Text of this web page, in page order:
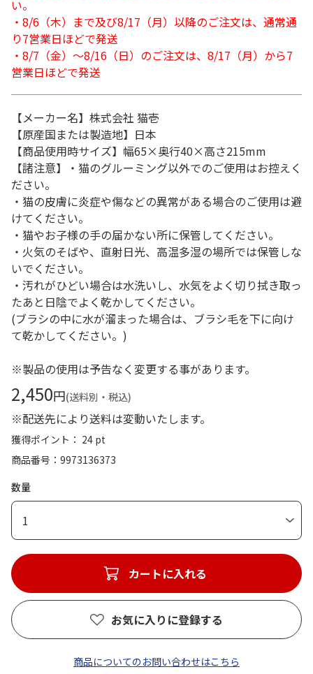
い。
・8/6（木）まで及び8/17（月）以降のご注文は、通常通
り7営業日ほどで発送
・8/7（金）～8/16（日）のご注文は、8/17（月）から7
営業日ほどで発送
【メーカー名】株式会社 猫壱
【原産国または製造地】日本
【商品使用時サイズ】幅65×奥行40×高さ215mm
【諸注意】・猫のグルーミング以外でのご使用はお控えく
ださい。
・猫の皮膚に炎症や傷などの異常がある場合のご使用は避
けてください。
・猫やお子様の手の届かない所に保管してください。
・火気のそばや、直射日光、高温多湿の場所では保管しな
いでください。
・汚れがひどい場合は水洗いし、水気をよく切り拭き取っ
たあと日陰でよく乾かしてください。
(ブラシの中に水が溜まった場合は、ブラシ毛を下に向け
て乾かしてください。)
※製品の使用は予告なく変更する事があります。
2,450円(送料別・税込)
※配送先により送料は変動いたします。
獲得ポイント： 24 pt
商品番号
9973136373
数量
1
カートに入れる
お気に入りに登録する
商品についてのお問い合わせはこちら